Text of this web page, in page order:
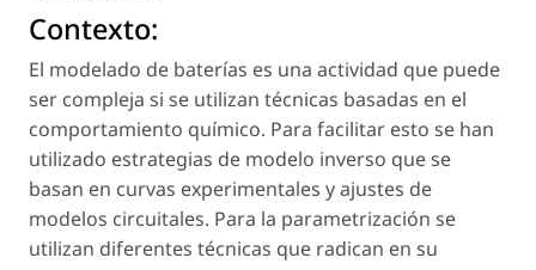
Contexto:
El modelado de baterías es una actividad que puede
ser compleja si se utilizan técnicas basadas en el
comportamiento químico. Para facilitar esto se han
utilizado estrategias de modelo inverso que se
basan en curvas experimentales y ajustes de
modelos circuitales. Para la parametrización se
utilizan diferentes técnicas que radican en su